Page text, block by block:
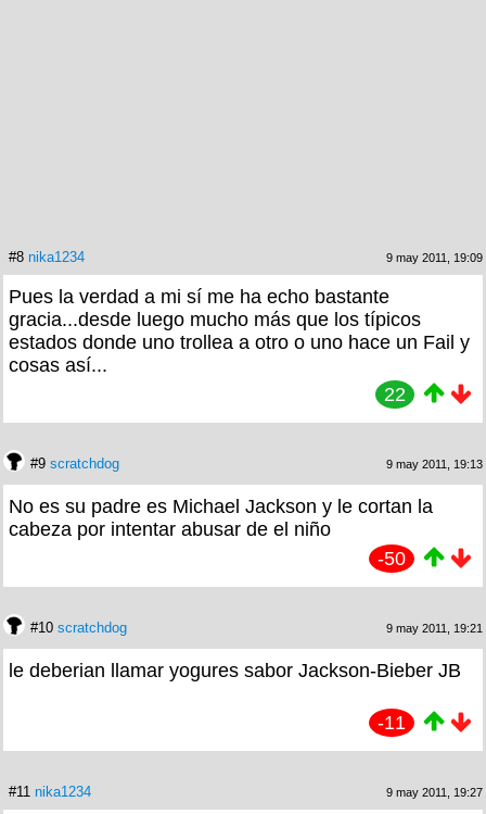
#8 nika1234 9 may 2011, 19:09
Pues la verdad a mi sí me ha echo bastante
gracia...desde luego mucho más que los típicos
estados donde uno trollea a otro o uno hace un Fail y
cosas así...
22
#9 scratchdog 9 may 2011, 19:13
No es su padre es Michael Jackson y le cortan la
cabeza por intentar abusar de el niño
-50
#10 scratchdog 9 may 2011, 19:21
le deberian llamar yogures sabor Jackson-Bieber JB
-11
#11 nika1234 9 may 2011, 19:27